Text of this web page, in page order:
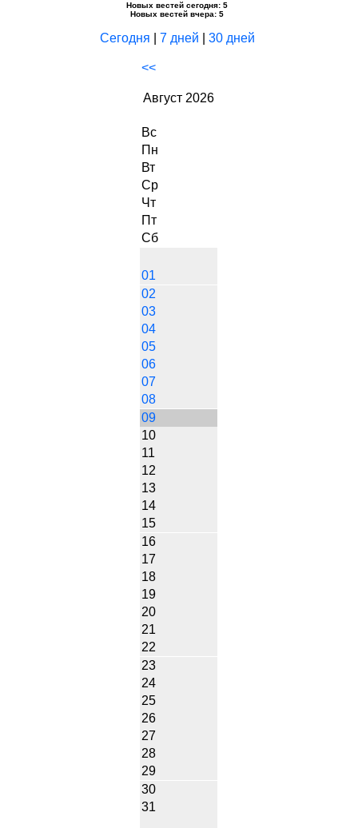
Новых вестей сегодня: 5
Новых вестей вчера: 5
Сегодня 7 дней 30 дней
<<
Август 2026
Вс
Пн
Вт
Ср
Чт
Пт
Сб
01
02
03
04
05
06
07
08
09
10
11
12
13
14
15
16
17
18
19
20
21
22
23
24
25
26
27
28
29
30
31